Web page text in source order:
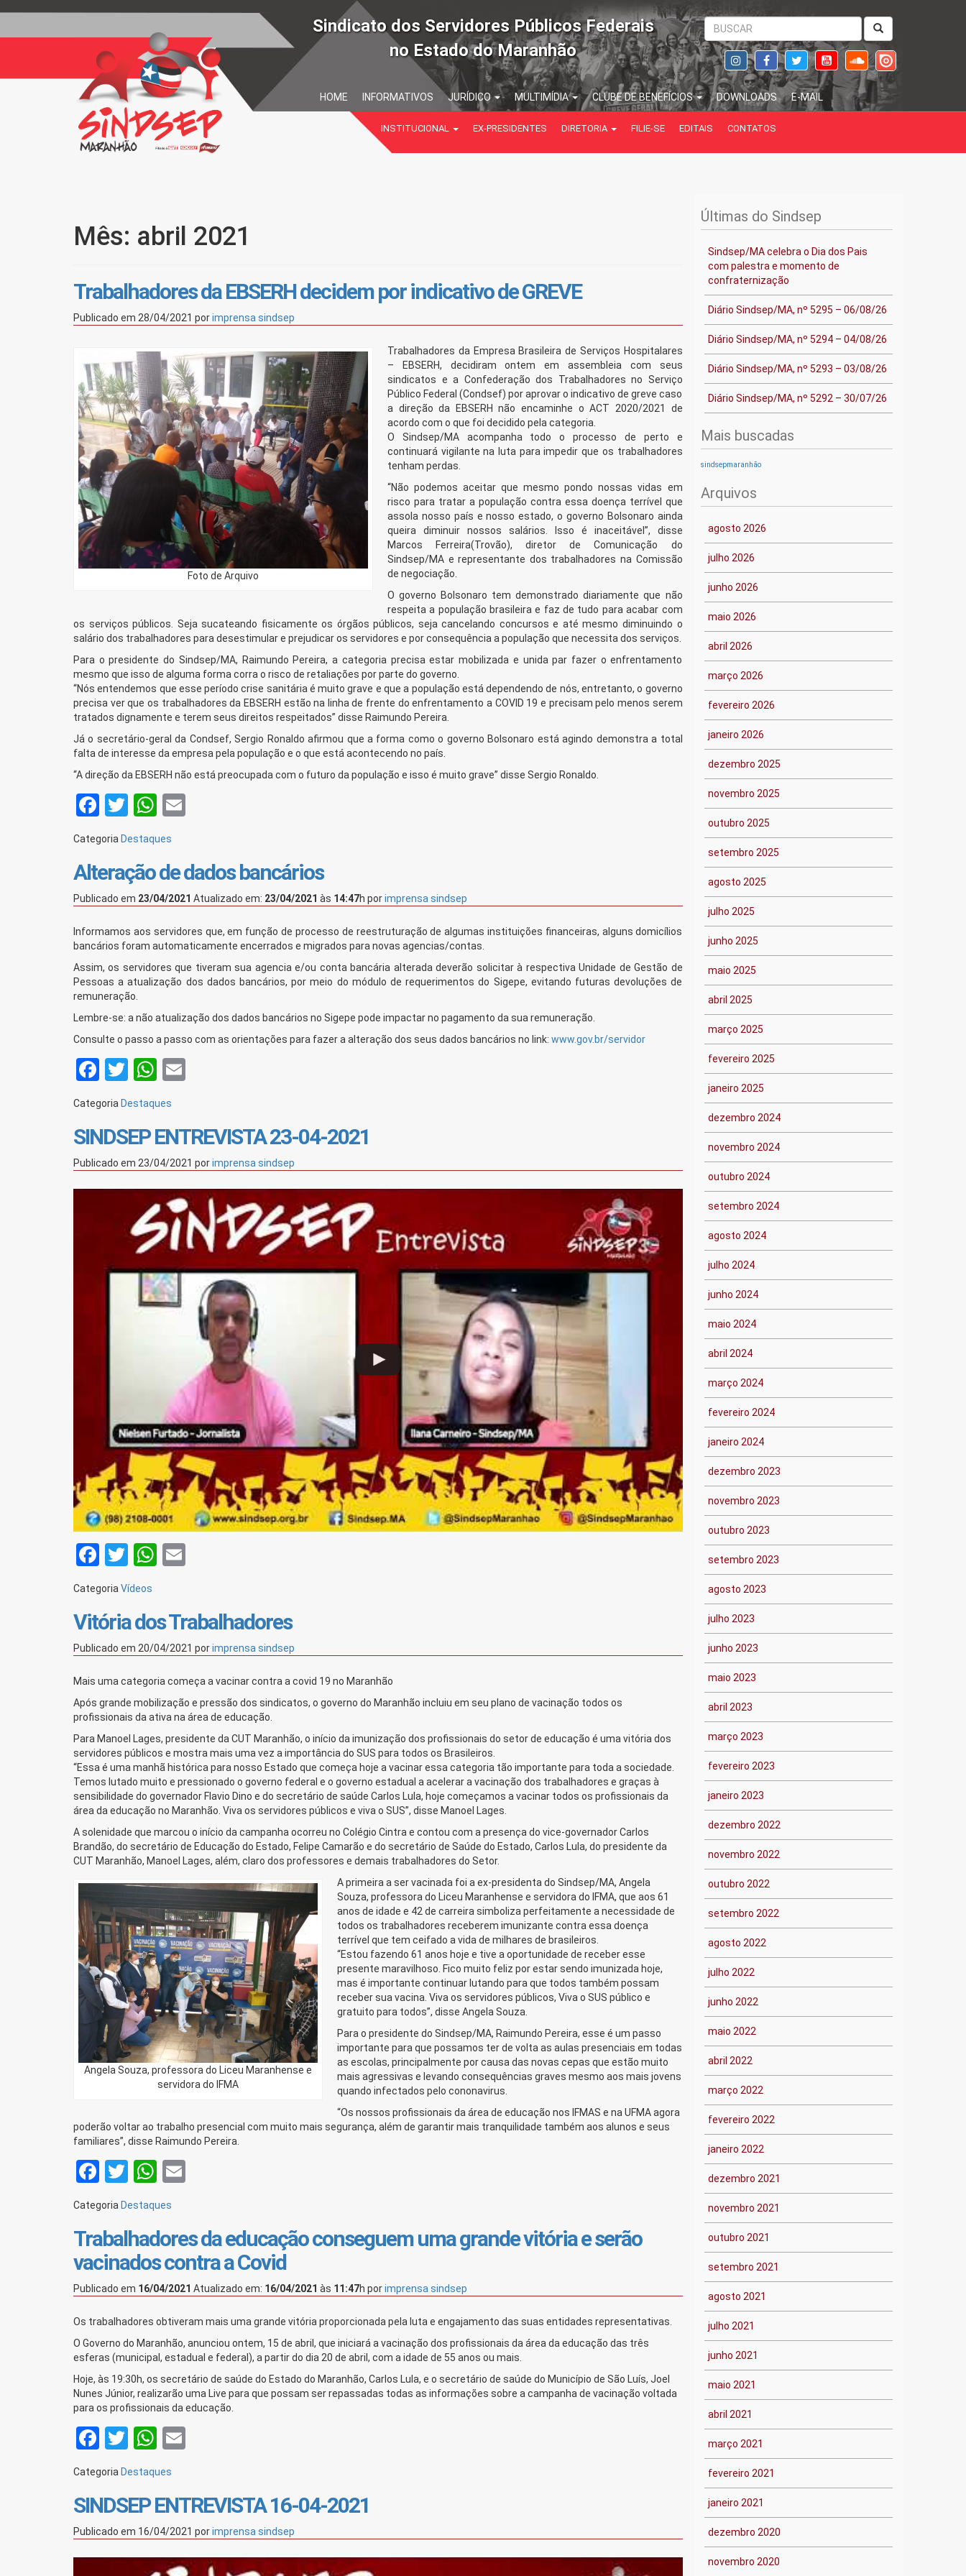
Sindicato dos Servidores Públicos Federais
no Estado do Maranhão
HOME INFORMATIVOS JURÍDICO MULTIMÍDIA CLUBE DE BENEFÍCIOS DOWNLOADS E-MAIL
INSTITUCIONAL EX-PRESIDENTES DIRETORIA FILIE-SE EDITAIS CONTATOS
Mês: abril 2021
Trabalhadores da EBSERH decidem por indicativo de GREVE
Publicado em 28/04/2021 porimprensa sindsep
Foto de Arquivo
Trabalhadores da Empresa Brasileira de Serviços Hospitalares
– EBSERH, decidiram ontem em assembleia com seus
sindicatos e a Confederação dos Trabalhadores no Serviço
Público Federal (Condsef) por aprovar o indicativo de greve caso
a direção da EBSERH não encaminhe o ACT 2020/2021 de
acordo com o que foi decidido pela categoria.
O Sindsep/MA acompanha todo o processo de perto e
continuará vigilante na luta para impedir que os trabalhadores
tenham perdas.
“Não podemos aceitar que mesmo pondo nossas vidas em
risco para tratar a população contra essa doença terrível que
assola nosso país e nosso estado, o governo Bolsonaro ainda
queira diminuir nossos salários. Isso é inaceitável”, disse
Marcos Ferreira(Trovão), diretor de Comunicação do
Sindsep/MA e representante dos trabalhadores na Comissão
de negociação.
O governo Bolsonaro tem demonstrado diariamente que não
respeita a população brasileira e faz de tudo para acabar com
os serviços públicos. Seja sucateando fisicamente os órgãos públicos, seja cancelando concursos e até mesmo diminuindo o
salário dos trabalhadores para desestimular e prejudicar os servidores e por consequência a população que necessita dos serviços.
Para o presidente do Sindsep/MA, Raimundo Pereira, a categoria precisa estar mobilizada e unida par fazer o enfrentamento
mesmo que isso de alguma forma corra o risco de retaliações por parte do governo.
“Nós entendemos que esse período crise sanitária é muito grave e que a população está dependendo de nós, entretanto, o governo
precisa ver que os trabalhadores da EBSERH estão na linha de frente do enfrentamento a COVID 19 e precisam pelo menos serem
tratados dignamente e terem seus direitos respeitados” disse Raimundo Pereira.
Já o secretário-geral da Condsef, Sergio Ronaldo afirmou que a forma como o governo Bolsonaro está agindo demonstra a total
falta de interesse da empresa pela população e o que está acontecendo no país.
“A direção da EBSERH não está preocupada com o futuro da população e isso é muito grave” disse Sergio Ronaldo.
Facebook
TwitterWhatsApp
Categoria Destaques
Alteração de dados bancários
Publicado em 23/04/2021 Atualizado em: 23/04/2021 às 14:47h porimprensa sindsep
Informamos aos servidores que, em função de processo de reestruturação de algumas instituições financeiras, alguns domicílios
bancários foram automaticamente encerrados e migrados para novas agencias/contas.
Assim, os servidores que tiveram sua agencia e/ou conta bancária alterada deverão solicitar à respectiva Unidade de Gestão de
Pessoas a atualização dos dados bancários, por meio do módulo de requerimentos do Sigepe, evitando futuras devoluções de
remuneração.
Lembre-se: a não atualização dos dados bancários no Sigepe pode impactar no pagamento da sua remuneração.
Consulte o passo a passo com as orientações para fazer a alteração dos seus dados bancários no link: www.gov.br/servidor
Facebook
TwitterWhatsApp
Categoria Destaques
SINDSEP ENTREVISTA 23-04-2021
Publicado em 23/04/2021 porimprensa sindsep
Facebook
TwitterWhatsApp
Categoria Vídeos
Vitória dos Trabalhadores
Publicado em 20/04/2021 porimprensa sindsep
Mais uma categoria começa a vacinar contra a covid 19 no Maranhão
Após grande mobilização e pressão dos sindicatos, o governo do Maranhão incluiu em seu plano de vacinação todos os
profissionais da ativa na área de educação.
Para Manoel Lages, presidente da CUT Maranhão, o início da imunização dos profissionais do setor de educação é uma vitória dos
servidores públicos e mostra mais uma vez a importância do SUS para todos os Brasileiros.
“Essa é uma manhã histórica para nosso Estado que começa hoje a vacinar essa categoria tão importante para toda a sociedade.
Temos lutado muito e pressionado o governo federal e o governo estadual a acelerar a vacinação dos trabalhadores e graças à
sensibilidade do governador Flavio Dino e do secretário de saúde Carlos Lula, hoje começamos a vacinar todos os profissionais da
área da educação no Maranhão. Viva os servidores públicos e viva o SUS”, disse Manoel Lages.
A solenidade que marcou o início da campanha ocorreu no Colégio Cintra e contou com a presença do vice-governador Carlos
Brandão, do secretário de Educação do Estado, Felipe Camarão e do secretário de Saúde do Estado, Carlos Lula, do presidente da
CUT Maranhão, Manoel Lages, além, claro dos professores e demais trabalhadores do Setor.
Angela Souza, professora do Liceu Maranhense e
servidora do IFMA
A primeira a ser vacinada foi a ex-presidenta do Sindsep/MA, Angela
Souza, professora do Liceu Maranhense e servidora do IFMA, que aos 61
anos de idade e 42 de carreira simboliza perfeitamente a necessidade de
todos os trabalhadores receberem imunizante contra essa doença
terrível que tem ceifado a vida de milhares de brasileiros.
“Estou fazendo 61 anos hoje e tive a oportunidade de receber esse
presente maravilhoso. Fico muito feliz por estar sendo imunizada hoje,
mas é importante continuar lutando para que todos também possam
receber sua vacina. Viva os servidores públicos, Viva o SUS público e
gratuito para todos”, disse Angela Souza.
Para o presidente do Sindsep/MA, Raimundo Pereira, esse é um passo
importante para que possamos ter de volta as aulas presenciais em todas
as escolas, principalmente por causa das novas cepas que estão muito
mais agressivas e levando consequências graves mesmo aos mais jovens
quando infectados pelo cononavirus.
“Os nossos profissionais da área de educação nos IFMAS e na UFMA agora
poderão voltar ao trabalho presencial com muito mais segurança, além de garantir mais tranquilidade também aos alunos e seus
familiares”, disse Raimundo Pereira.
Facebook
TwitterWhatsApp
Categoria Destaques
Trabalhadores da educação conseguem uma grande vitória e serão
vacinados contra a Covid
Publicado em 16/04/2021 Atualizado em: 16/04/2021 às 11:47h porimprensa sindsep
Os trabalhadores obtiveram mais uma grande vitória proporcionada pela luta e engajamento das suas entidades representativas.
O Governo do Maranhão, anunciou ontem, 15 de abril, que iniciará a vacinação dos profissionais da área da educação das três
esferas (municipal, estadual e federal), a partir do dia 20 de abril, com a idade de 55 anos ou mais.
Hoje, às 19:30h, os secretário de saúde do Estado do Maranhão, Carlos Lula, e o secretário de saúde do Município de São Luís, Joel
Nunes Júnior, realizarão uma Live para que possam ser repassadas todas as informações sobre a campanha de vacinação voltada
para os profissionais da educação.
Facebook
TwitterWhatsApp
Categoria Destaques
SINDSEP ENTREVISTA 16-04-2021
Publicado em 16/04/2021 porimprensa sindsep
Últimas do Sindsep
Sindsep/MA celebra o Dia dos Pais
com palestra e momento de
confraternização
Diário Sindsep/MA, nº 5295 – 06/08/26
Diário Sindsep/MA, nº 5294 – 04/08/26
Diário Sindsep/MA, nº 5293 – 03/08/26
Diário Sindsep/MA, nº 5292 – 30/07/26
Mais buscadas
sindsepmaranhão
Arquivos
agosto 2026
julho 2026
junho 2026
maio 2026
abril 2026
março 2026
fevereiro 2026
janeiro 2026
dezembro 2025
novembro 2025
outubro 2025
setembro 2025
agosto 2025
julho 2025
junho 2025
maio 2025
abril 2025
março 2025
fevereiro 2025
janeiro 2025
dezembro 2024
novembro 2024
outubro 2024
setembro 2024
agosto 2024
julho 2024
junho 2024
maio 2024
abril 2024
março 2024
fevereiro 2024
janeiro 2024
dezembro 2023
novembro 2023
outubro 2023
setembro 2023
agosto 2023
julho 2023
junho 2023
maio 2023
abril 2023
março 2023
fevereiro 2023
janeiro 2023
dezembro 2022
novembro 2022
outubro 2022
setembro 2022
agosto 2022
julho 2022
junho 2022
maio 2022
abril 2022
março 2022
fevereiro 2022
janeiro 2022
dezembro 2021
novembro 2021
outubro 2021
setembro 2021
agosto 2021
julho 2021
junho 2021
maio 2021
abril 2021
março 2021
fevereiro 2021
janeiro 2021
dezembro 2020
novembro 2020